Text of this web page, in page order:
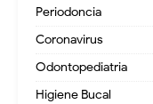
Periodoncia
Coronavirus
Odontopediatria
Higiene Bucal